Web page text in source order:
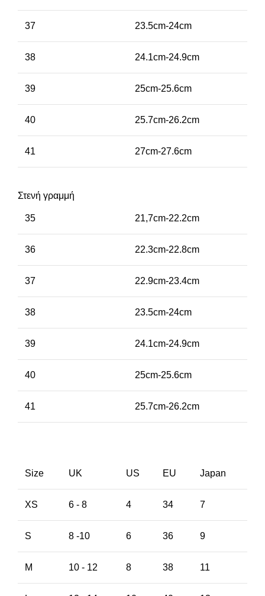
37 23.5cm-24cm
38 24.1cm-24.9cm
39 25cm-25.6cm
40 25.7cm-26.2cm
41 27cm-27.6cm
Στενή γραμμή
35 21,7cm-22.2cm
36 22.3cm-22.8cm
37 22.9cm-23.4cm
38 23.5cm-24cm
39 24.1cm-24.9cm
40 25cm-25.6cm
41 25.7cm-26.2cm
Size UK US EU Japan
XS 6 - 8 4 34 7
S 8 -10 6 36 9
M 10 - 12 8 38 11